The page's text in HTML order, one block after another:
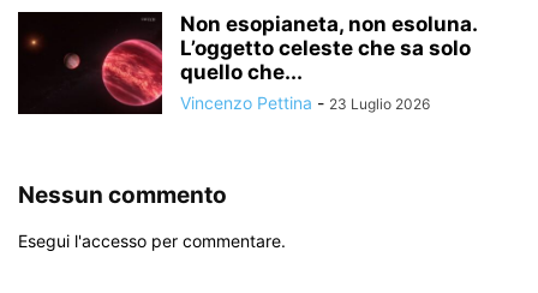
Non esopianeta, non esoluna.
L’oggetto celeste che sa solo
quello che...
Vincenzo Pettina - 23 Luglio 2026
Nessun commento
Esegui l'accesso per commentare.